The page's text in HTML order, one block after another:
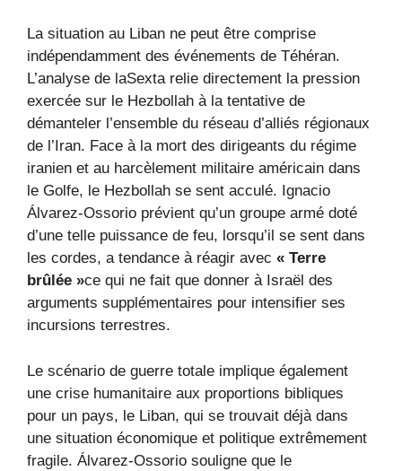
La situation au Liban ne peut être comprise
indépendamment des événements de Téhéran.
L’analyse de laSexta relie directement la pression
exercée sur le Hezbollah à la tentative de
démanteler l’ensemble du réseau d’alliés régionaux
de l’Iran. Face à la mort des dirigeants du régime
iranien et au harcèlement militaire américain dans
le Golfe, le Hezbollah se sent acculé. Ignacio
Álvarez-Ossorio prévient qu’un groupe armé doté
d’une telle puissance de feu, lorsqu’il se sent dans
les cordes, a tendance à réagir avec « Terre
brûlée »ce qui ne fait que donner à Israël des
arguments supplémentaires pour intensifier ses
incursions terrestres.
Le scénario de guerre totale implique également
une crise humanitaire aux proportions bibliques
pour un pays, le Liban, qui se trouvait déjà dans
une situation économique et politique extrêmement
fragile. Álvarez-Ossorio souligne que le